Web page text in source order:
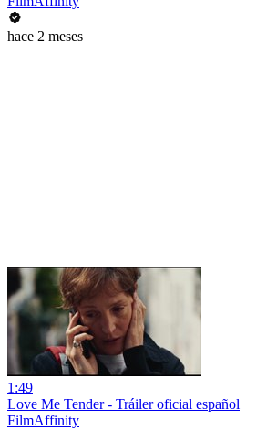
hace 2 meses
1:49
Love Me Tender - Tráiler oficial español
FilmAffinity